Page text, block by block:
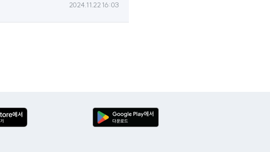
2024.11.22 16:03